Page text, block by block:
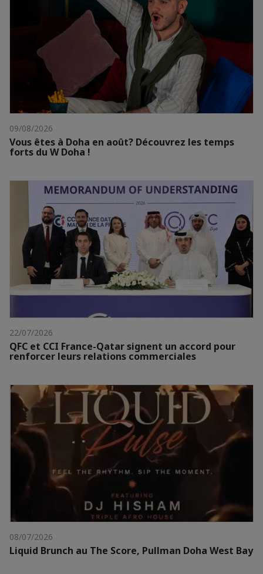
09/08/2026
Vous êtes à Doha en août? Découvrez les temps
forts du W Doha !
22/07/2026
QFC et CCI France-Qatar signent un accord pour
renforcer leurs relations commerciales
08/07/2026
Liquid Brunch au The Score, Pullman Doha West Bay